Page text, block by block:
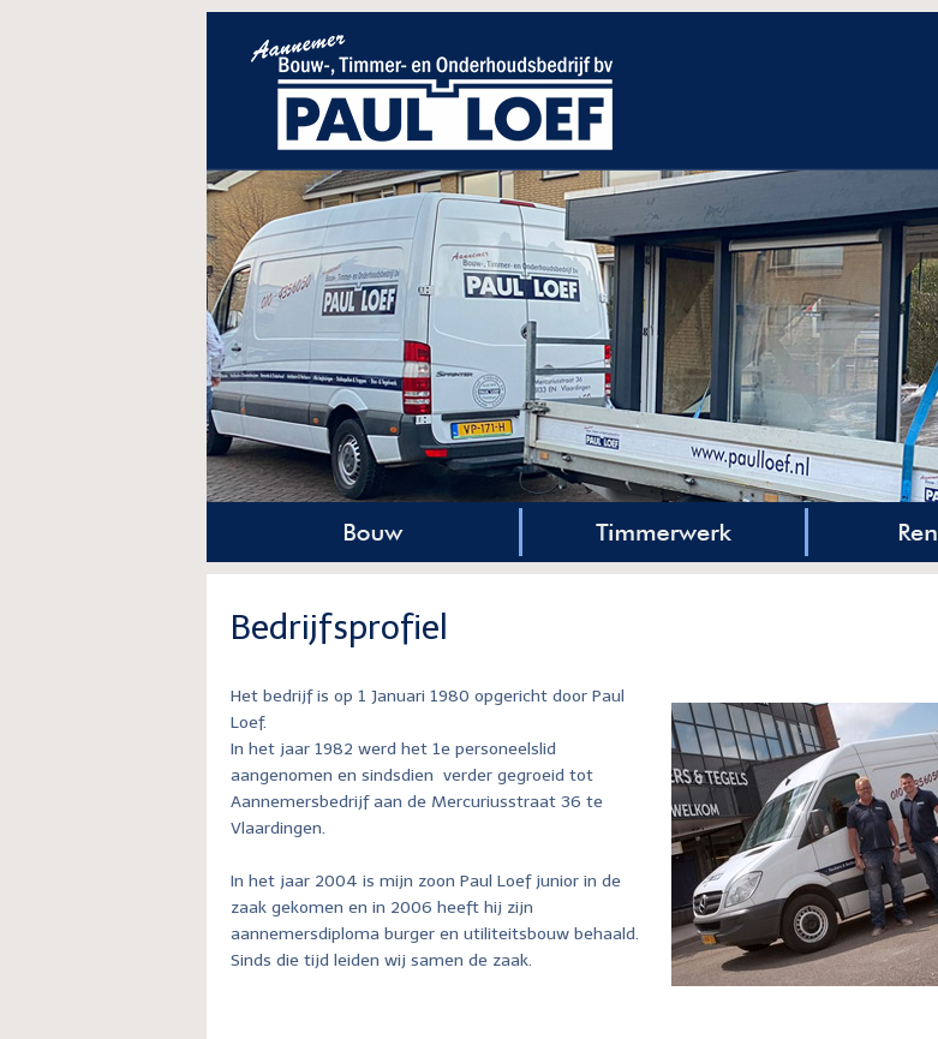
Bedrijfsprofiel
Het bedrijf is op 1 Januari 1980 opgericht door Paul
Loef.
In het jaar 1982 werd het 1e personeelslid
aangenomen en sindsdien verder gegroeid tot
Aannemersbedrijf aan de Mercuriusstraat 36 te
Vlaardingen.
In het jaar 2004 is mijn zoon Paul Loef junior in de
zaak gekomen en in 2006 heeft hij zijn
aannemersdiploma burger en utiliteitsbouw behaald.
Sinds die tijd leiden wij samen de zaak.